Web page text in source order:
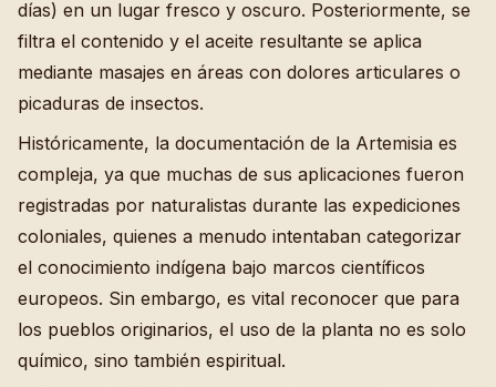
días) en un lugar fresco y oscuro. Posteriormente, se
filtra el contenido y el aceite resultante se aplica
mediante masajes en áreas con dolores articulares o
picaduras de insectos.
Históricamente, la documentación de la Artemisia es
compleja, ya que muchas de sus aplicaciones fueron
registradas por naturalistas durante las expediciones
coloniales, quienes a menudo intentaban categorizar
el conocimiento indígena bajo marcos científicos
europeos. Sin embargo, es vital reconocer que para
los pueblos originarios, el uso de la planta no es solo
químico, sino también espiritual.